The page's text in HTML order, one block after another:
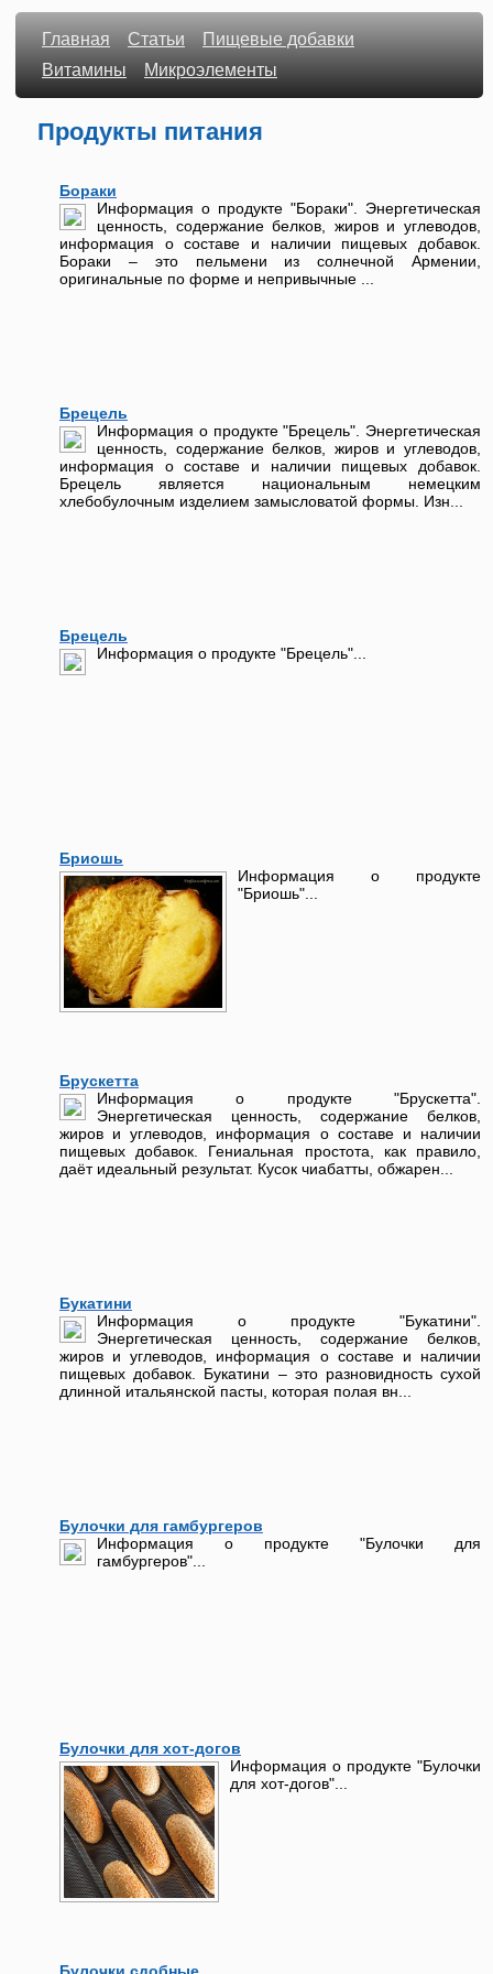
Главная Статьи
Пищевые добавки
Витамины
Микроэлементы
Продукты питания
Бораки
Информация о продукте "Бораки". Энергетическая
ценность, содержание белков, жиров и углеводов,
информация о составе и наличии пищевых добавок.
Бораки – это пельмени из солнечной Армении,
оригинальные по форме и непривычные ...
Брецель
Информация о продукте "Брецель". Энергетическая
ценность, содержание белков, жиров и углеводов,
информация о составе и наличии пищевых добавок.
Брецель является национальным немецким
хлебобулочным изделием замысловатой формы. Изн...
Брецель
Информация о продукте "Брецель"...
Бриошь
Информация о продукте
"Бриошь"...
Брускетта
Информация о продукте "Брускетта".
Энергетическая ценность, содержание белков,
жиров и углеводов, информация о составе и наличии
пищевых добавок. Гениальная простота, как правило,
даёт идеальный результат. Кусок чиабатты, обжарен...
Букатини
Информация о продукте "Букатини".
Энергетическая ценность, содержание белков,
жиров и углеводов, информация о составе и наличии
пищевых добавок. Букатини – это разновидность сухой
длинной итальянской пасты, которая полая вн...
Булочки для гамбургеров
Информация о продукте "Булочки для
гамбургеров"...
Булочки для хот-догов
Информация о продукте "Булочки
для хот-догов"...